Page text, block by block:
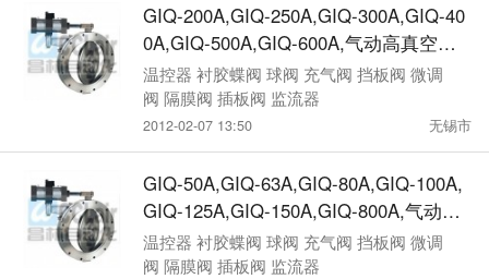
GIQ-200A,GIQ-250A,GIQ-300A,GIQ-40
0A,GIQ-500A,GIQ-600A,气动高真空蝶
阀
温控器 衬胶蝶阀 球阀 充气阀 挡板阀 微调
阀 隔膜阀 插板阀 监流器
2012-02-07 13:50 无锡市
GIQ-50A,GIQ-63A,GIQ-80A,GIQ-100A,
GIQ-125A,GIQ-150A,GIQ-800A,气动高
真空蝶阀
温控器 衬胶蝶阀 球阀 充气阀 挡板阀 微调
阀 隔膜阀 插板阀 监流器